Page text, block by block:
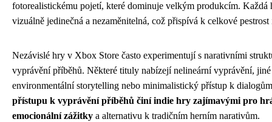
fotorealistickému pojetí, které dominuje velkým produkcím. Každá
vizuálně jedinečná a nezaměnitelná, což přispívá k celkové
Nezávislé hry v Xbox Store často experimentují s narativními
vyprávění příběhů. Některé tituly nabízejí nelineární vyprávění, jiné
environmentální storytelling nebo minimalistický přístup k
přístupu k vyprávění příběhů činí indie hry zajímavými pro
emocionální zážitky a alternativu k tradičním herním narativům.